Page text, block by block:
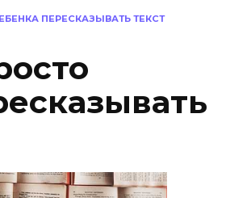
ПЕРЕСКАЗЫВАТЬ ТЕКСТ